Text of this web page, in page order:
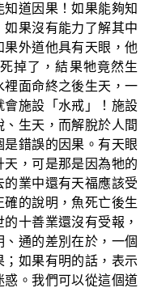
道因果！如果能夠知
果沒有能力了解其中
外道他具有天眼，他
掉了，結果牠竟然生
面命終之後生天，一
施設「水戒」！施設
生天，而解脫於人間
錯誤的因果。有天眼
，可是那是因為牠的
業中還有天福應該受
的說明，魚死亡後生
十善業還沒有受報，
通的差別在於，一個
如果有明的話，表示
。我們可以從這個道